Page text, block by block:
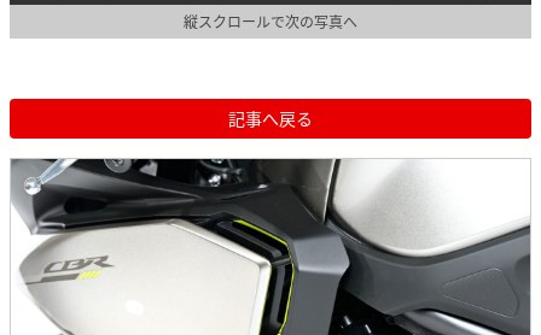
縦スクロールで次の写真へ
記事へ戻る